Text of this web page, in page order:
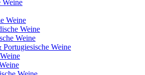
Weine
Weine
Weine
Weine
Weine